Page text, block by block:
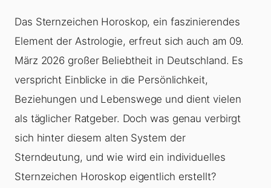
Das Sternzeichen Horoskop, ein faszinierendes
Element der Astrologie, erfreut sich auch am 09.
März 2026 großer Beliebtheit in Deutschland. Es
verspricht Einblicke in die Persönlichkeit,
Beziehungen und Lebenswege und dient vielen
als täglicher Ratgeber. Doch was genau verbirgt
sich hinter diesem alten System der
Sterndeutung, und wie wird ein individuelles
Sternzeichen Horoskop eigentlich erstellt?